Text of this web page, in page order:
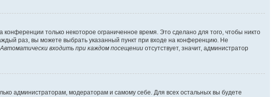
только некоторое ограниченное время. Это сделано для того, чтобы никто
раз, вы можете выбрать указанный пункт при входе на конференцию. Не
Автоматически входить при каждом посещении отсутствует, значит, администратор
администраторам, модераторам и самому себе. Для всех остальных вы будете